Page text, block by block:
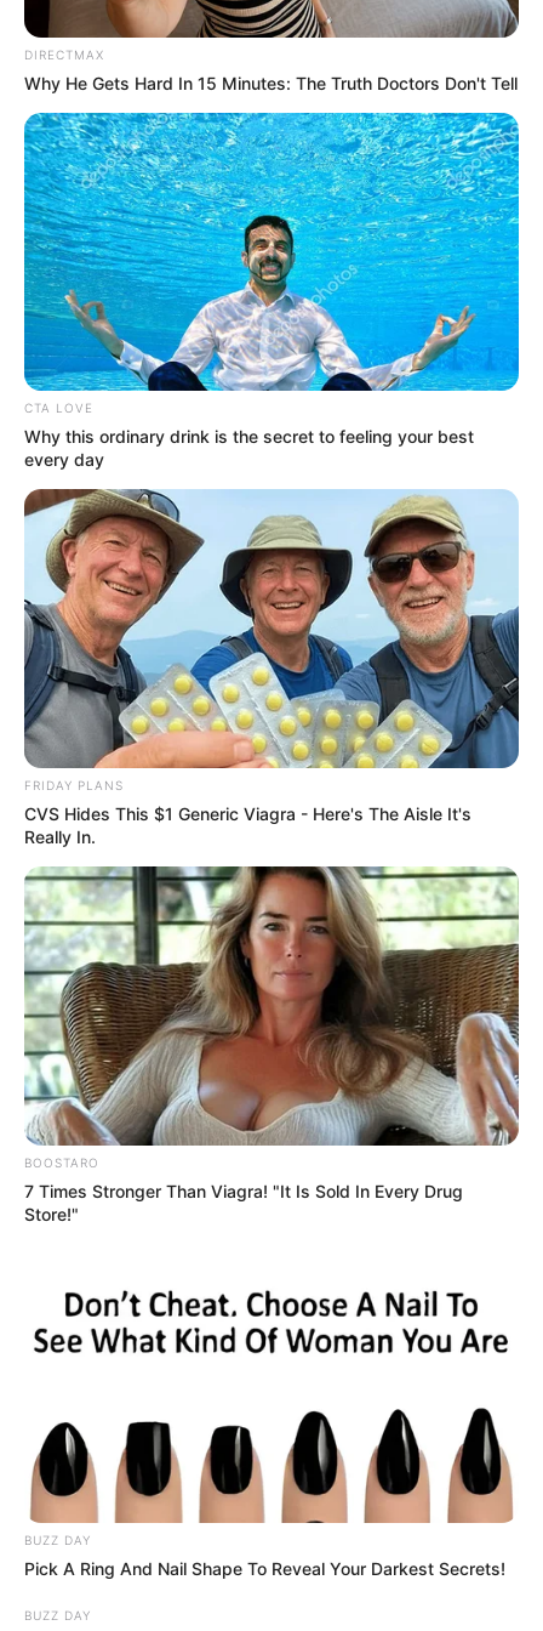
Posted
in
Friss hírek
Mégis megtette! Most jött a
rendkívüli hír Sulyok Tamásról!
bySzerző • May 18, 2026
Megtette! Most jött a rendkívüli hír Sulyok
Sulyok Tamás idén egyetlen kegyelmi kérvényt sem
fogadott el
DIRECTMAX
Why He Gets Hard In 15 Minutes: The Truth Doctors Don't Tell
CTA LOVE
Why this ordinary drink is the secret to feeling your best
every day
FRIDAY PLANS
CVS Hides This $1 Generic Viagra - Here's The Aisle It's
Really In.
BOOSTARO
7 Times Stronger Than Viagra! "It Is Sold In Every Drug
Store!"
BUZZ DAY
Pick A Ring And Nail Shape To Reveal Your Darkest Secrets!
BUZZ DAY